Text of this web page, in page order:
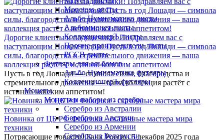
Monetoss листы
Альбо Нумисматико листы
Альбоммонет листы
КоллекционерЪ листы
Прочие производители листы
РССВ листы
Футляры для альбомов
Альбо Нумисматико футляры
КоллекционерЪ футляры
Монеты
Монеты и наборы из серебра
Серебро из Австралии
Серебро из Австрии
Серебро из Армении
Серебро из Беларусии
Дорогие клиенты и подписчики! Поздравляем вас с
наступающим Новым годом! Пусть в год Лошади — символа
силы, благородства и стремительного движения — ваша
коллекция растёт с истинно конским аппетитом!
Пусть в год Лошади — символа силы, благородства и
стремительного движения — ваша коллекция растёт с
истинно конским аппетитом!
Новинка от ЦБ РФ Фиксики - сказочные мастера мира
техники
Потрясающие новости! Банк России 5 декабря 2025 года